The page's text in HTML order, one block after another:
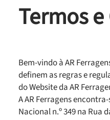
Termos
Bem-vindo à AR
definem as regras e
do Website da AR
A AR Ferragens
Nacional n.º 349 na Rua